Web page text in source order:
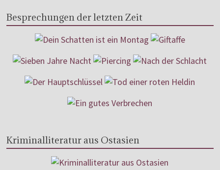
Besprechungen der letzten Zeit
Kriminalliteratur aus Ostasien